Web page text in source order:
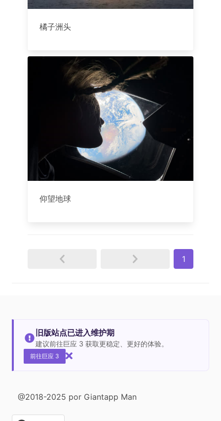
橘子洲头
仰望地球
1
旧版站点已进入维护期
建议前往巨应 3 获取更稳定、更好的体验。
前往巨应 3
@2018-2025 por Giantapp Man